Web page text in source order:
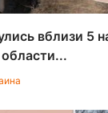
вблизи 5